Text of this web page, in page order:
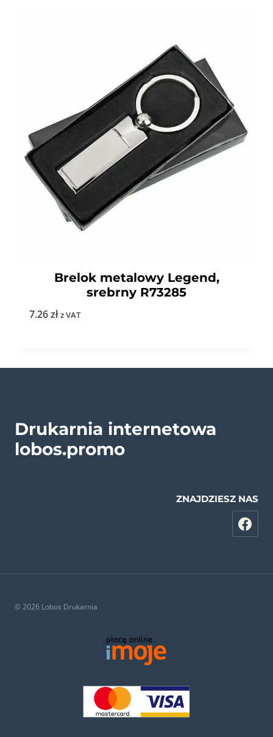
Brelok metalowy Legend,
srebrny R73285
7.26zł z VAT
Drukarnia internetowa
lobos.promo
ZNAJDZIESZ NAS
© 2026 Lobos Drukarnia